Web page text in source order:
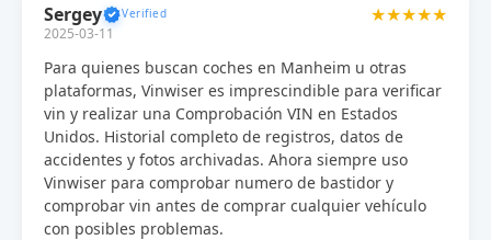
Sergey
2025-03-11
★★★★★
Para quienes buscan coches en Manheim u otras
plataformas, Vinwiser es imprescindible para verificar
vin y realizar una Comprobación VIN en Estados
Unidos. Historial completo de registros, datos de
accidentes y fotos archivadas. Ahora siempre uso
Vinwiser para comprobar numero de bastidor y
comprobar vin antes de comprar cualquier vehículo
con posibles problemas.